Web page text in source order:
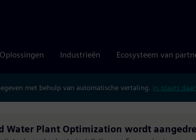
Oplossingen Industrieën Ecosysteem van
met behulp van automatische vertaling. In plaats
Water Plant Optimization wordt